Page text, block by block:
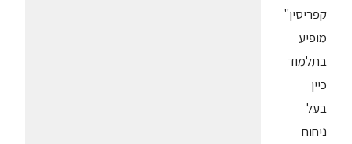
קפריסין"
מופיע
בתלמוד
כיין
בעל
ניחוח